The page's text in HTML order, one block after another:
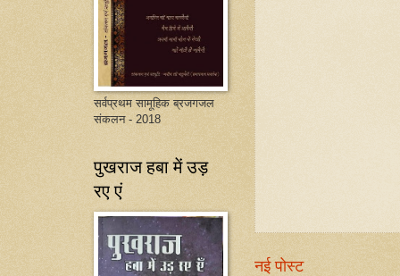
नई पोस्ट
सर्वप्रथम सामूहिक ब्रजगजल
संकलन - 2018
पुखराज हबा में उड़
रए एं